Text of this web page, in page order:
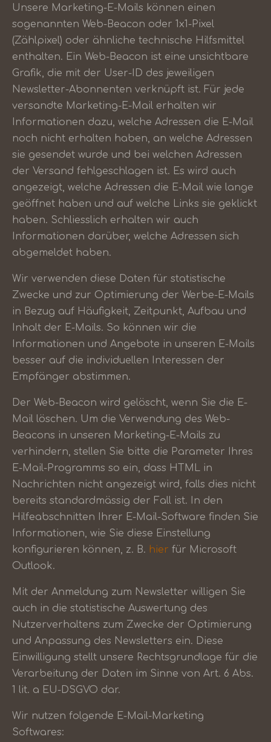
Unsere Marketing-E-Mails können einen
sogenannten Web-Beacon oder 1x1-Pixel
(Zählpixel) oder ähnliche technische Hilfsmittel
enthalten. Ein Web-Beacon ist eine unsichtbare
Grafik, die mit der User-ID des jeweiligen
Newsletter-Abonnenten verknüpft ist. Für jede
versandte Marketing-E-Mail erhalten wir
Informationen dazu, welche Adressen die E-Mail
noch nicht erhalten haben, an welche Adressen
sie gesendet wurde und bei welchen Adressen
der Versand fehlgeschlagen ist. Es wird auch
angezeigt, welche Adressen die E-Mail wie lange
geöffnet haben und auf welche Links sie geklickt
haben. Schliesslich erhalten wir auch
Informationen darüber, welche Adressen sich
abgemeldet haben.
Wir verwenden diese Daten für statistische
Zwecke und zur Optimierung der Werbe-E-Mails
in Bezug auf Häufigkeit, Zeitpunkt, Aufbau und
Inhalt der E-Mails. So können wir die
Informationen und Angebote in unseren E-Mails
besser auf die individuellen Interessen der
Empfänger abstimmen.
Der Web-Beacon wird gelöscht, wenn Sie die E-
Mail löschen. Um die Verwendung des Web-
Beacons in unseren Marketing-E-Mails zu
verhindern, stellen Sie bitte die Parameter Ihres
E-Mail-Programms so ein, dass HTML in
Nachrichten nicht angezeigt wird, falls dies nicht
bereits standardmässig der Fall ist. In den
Hilfeabschnitten Ihrer E-Mail-Software finden Sie
Informationen, wie Sie diese Einstellung
konfigurieren können, z. B. hier für Microsoft
Outlook.
Mit der Anmeldung zum Newsletter willigen Sie
auch in die statistische Auswertung des
Nutzerverhaltens zum Zwecke der Optimierung
und Anpassung des Newsletters ein. Diese
Einwilligung stellt unsere Rechtsgrundlage für die
Verarbeitung der Daten im Sinne von Art. 6 Abs.
1 lit. a EU-DSGVO dar.
Wir nutzen folgende E-Mail-Marketing
Softwares: